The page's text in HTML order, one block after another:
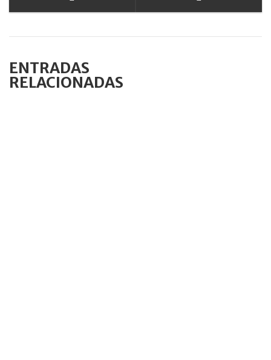
ENTRADAS
RELACIONADAS